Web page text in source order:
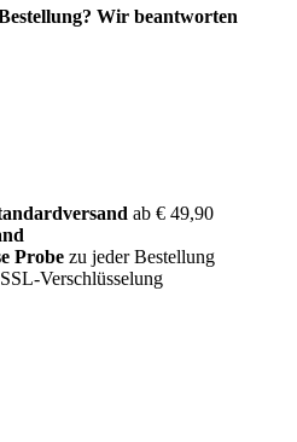
Wir beantworten
ab € 49,90
Probe zu jeder Bestellung
Verschlüsselung